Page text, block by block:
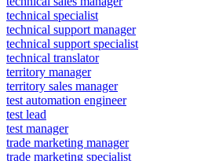
technical specialist
technical support manager
technical support specialist
technical translator
territory manager
territory sales manager
test automation engineer
test lead
test manager
trade marketing manager
trade marketing specialist